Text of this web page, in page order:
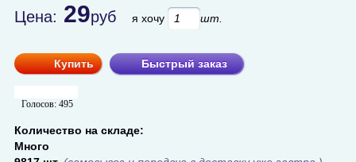
Цена: 29руб я хочу шт.
Купить Быстрый заказ
Голосов: 495
Количество на складе:
Много